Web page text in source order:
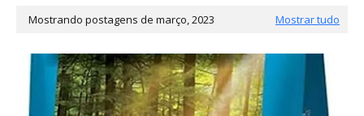
Mostrando postagens de março, 2023 Mostrar tudo